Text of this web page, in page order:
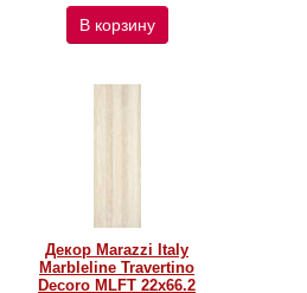
В корзину
Декор Marazzi Italy
Marbleline Travertino
Decoro MLFT 22х66.2